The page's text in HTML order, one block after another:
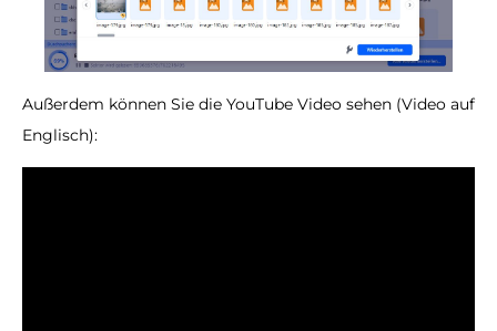
Außerdem können Sie die YouTube Video sehen (Video auf
Englisch):